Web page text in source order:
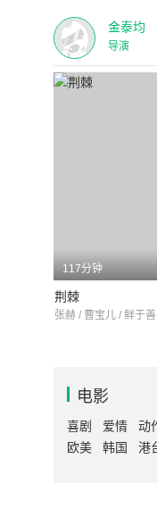
金泰均
导演
117分钟
荆棘
张赫 / 曹宝儿 / 鲜于善
电影
喜剧 爱情 动
欧美
韩国 港